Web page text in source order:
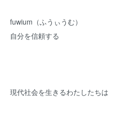
fuwium（ふうぃうむ）
自分を信頼する
現代社会を生きるわたしたちは